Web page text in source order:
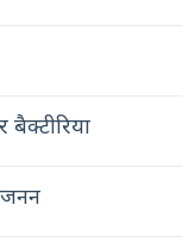
बैक्टीरिया